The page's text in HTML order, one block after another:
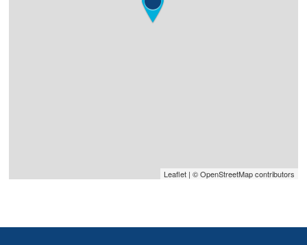
Leaflet| © OpenStreetMap contributors